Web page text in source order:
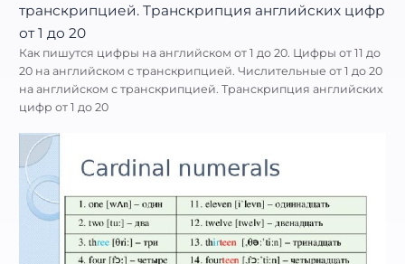
Как пишутся цифры на английском от 1 до 20. Цифры от 11 до
20 на английском с транскрипцией. Числительные от 1 до 20
на английском с транскрипцией. Транскрипция английских
цифр от 1 до 20